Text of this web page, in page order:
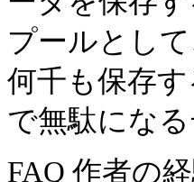
プールとし
何千も保存
で無駄にな
FAQ 作者の